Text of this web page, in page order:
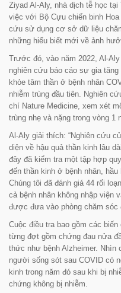
Ziyad Al-Aly, nhà dịch tễ học
việc với Bộ Cựu chiến binh
cứu sử dụng cơ sở dữ liệu
những hiểu biết mới về ảnh
Trước đó, vào năm 2022, Al-
nghiên cứu báo cáo sự gia
khỏe tâm thần ở bệnh nhân
nhiễm trùng đầu tiên. Nghiên
chí Nature Medicine, xem xét
trùng nhẹ và nặng trong vòng 1
Al-Aly giải thích: “Nghiên cứu
diện về hậu quả thần kinh lâu
đây đã kiểm tra một tập hợp
đến thần kinh ở bệnh nhân,
Chúng tôi đã đánh giá 44 rối
cả bệnh nhân không nhập viện
được đưa vào phòng chăm sóc
Cuộc điều tra bao gồm các
từng đợt gồm chứng đau nửa
thức như bệnh Alzheimer. Nhìn
người sống sót sau COVID có
kinh trong năm đó sau khi bị
chứng không bị nhiễm.